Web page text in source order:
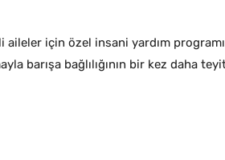
aileler için özel insani yardım
barışa bağlılığının bir kez daha